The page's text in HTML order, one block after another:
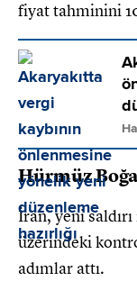
fiyat tahminini
Hürmüz
İran, yeni
üzerindeki
adımlar attı.